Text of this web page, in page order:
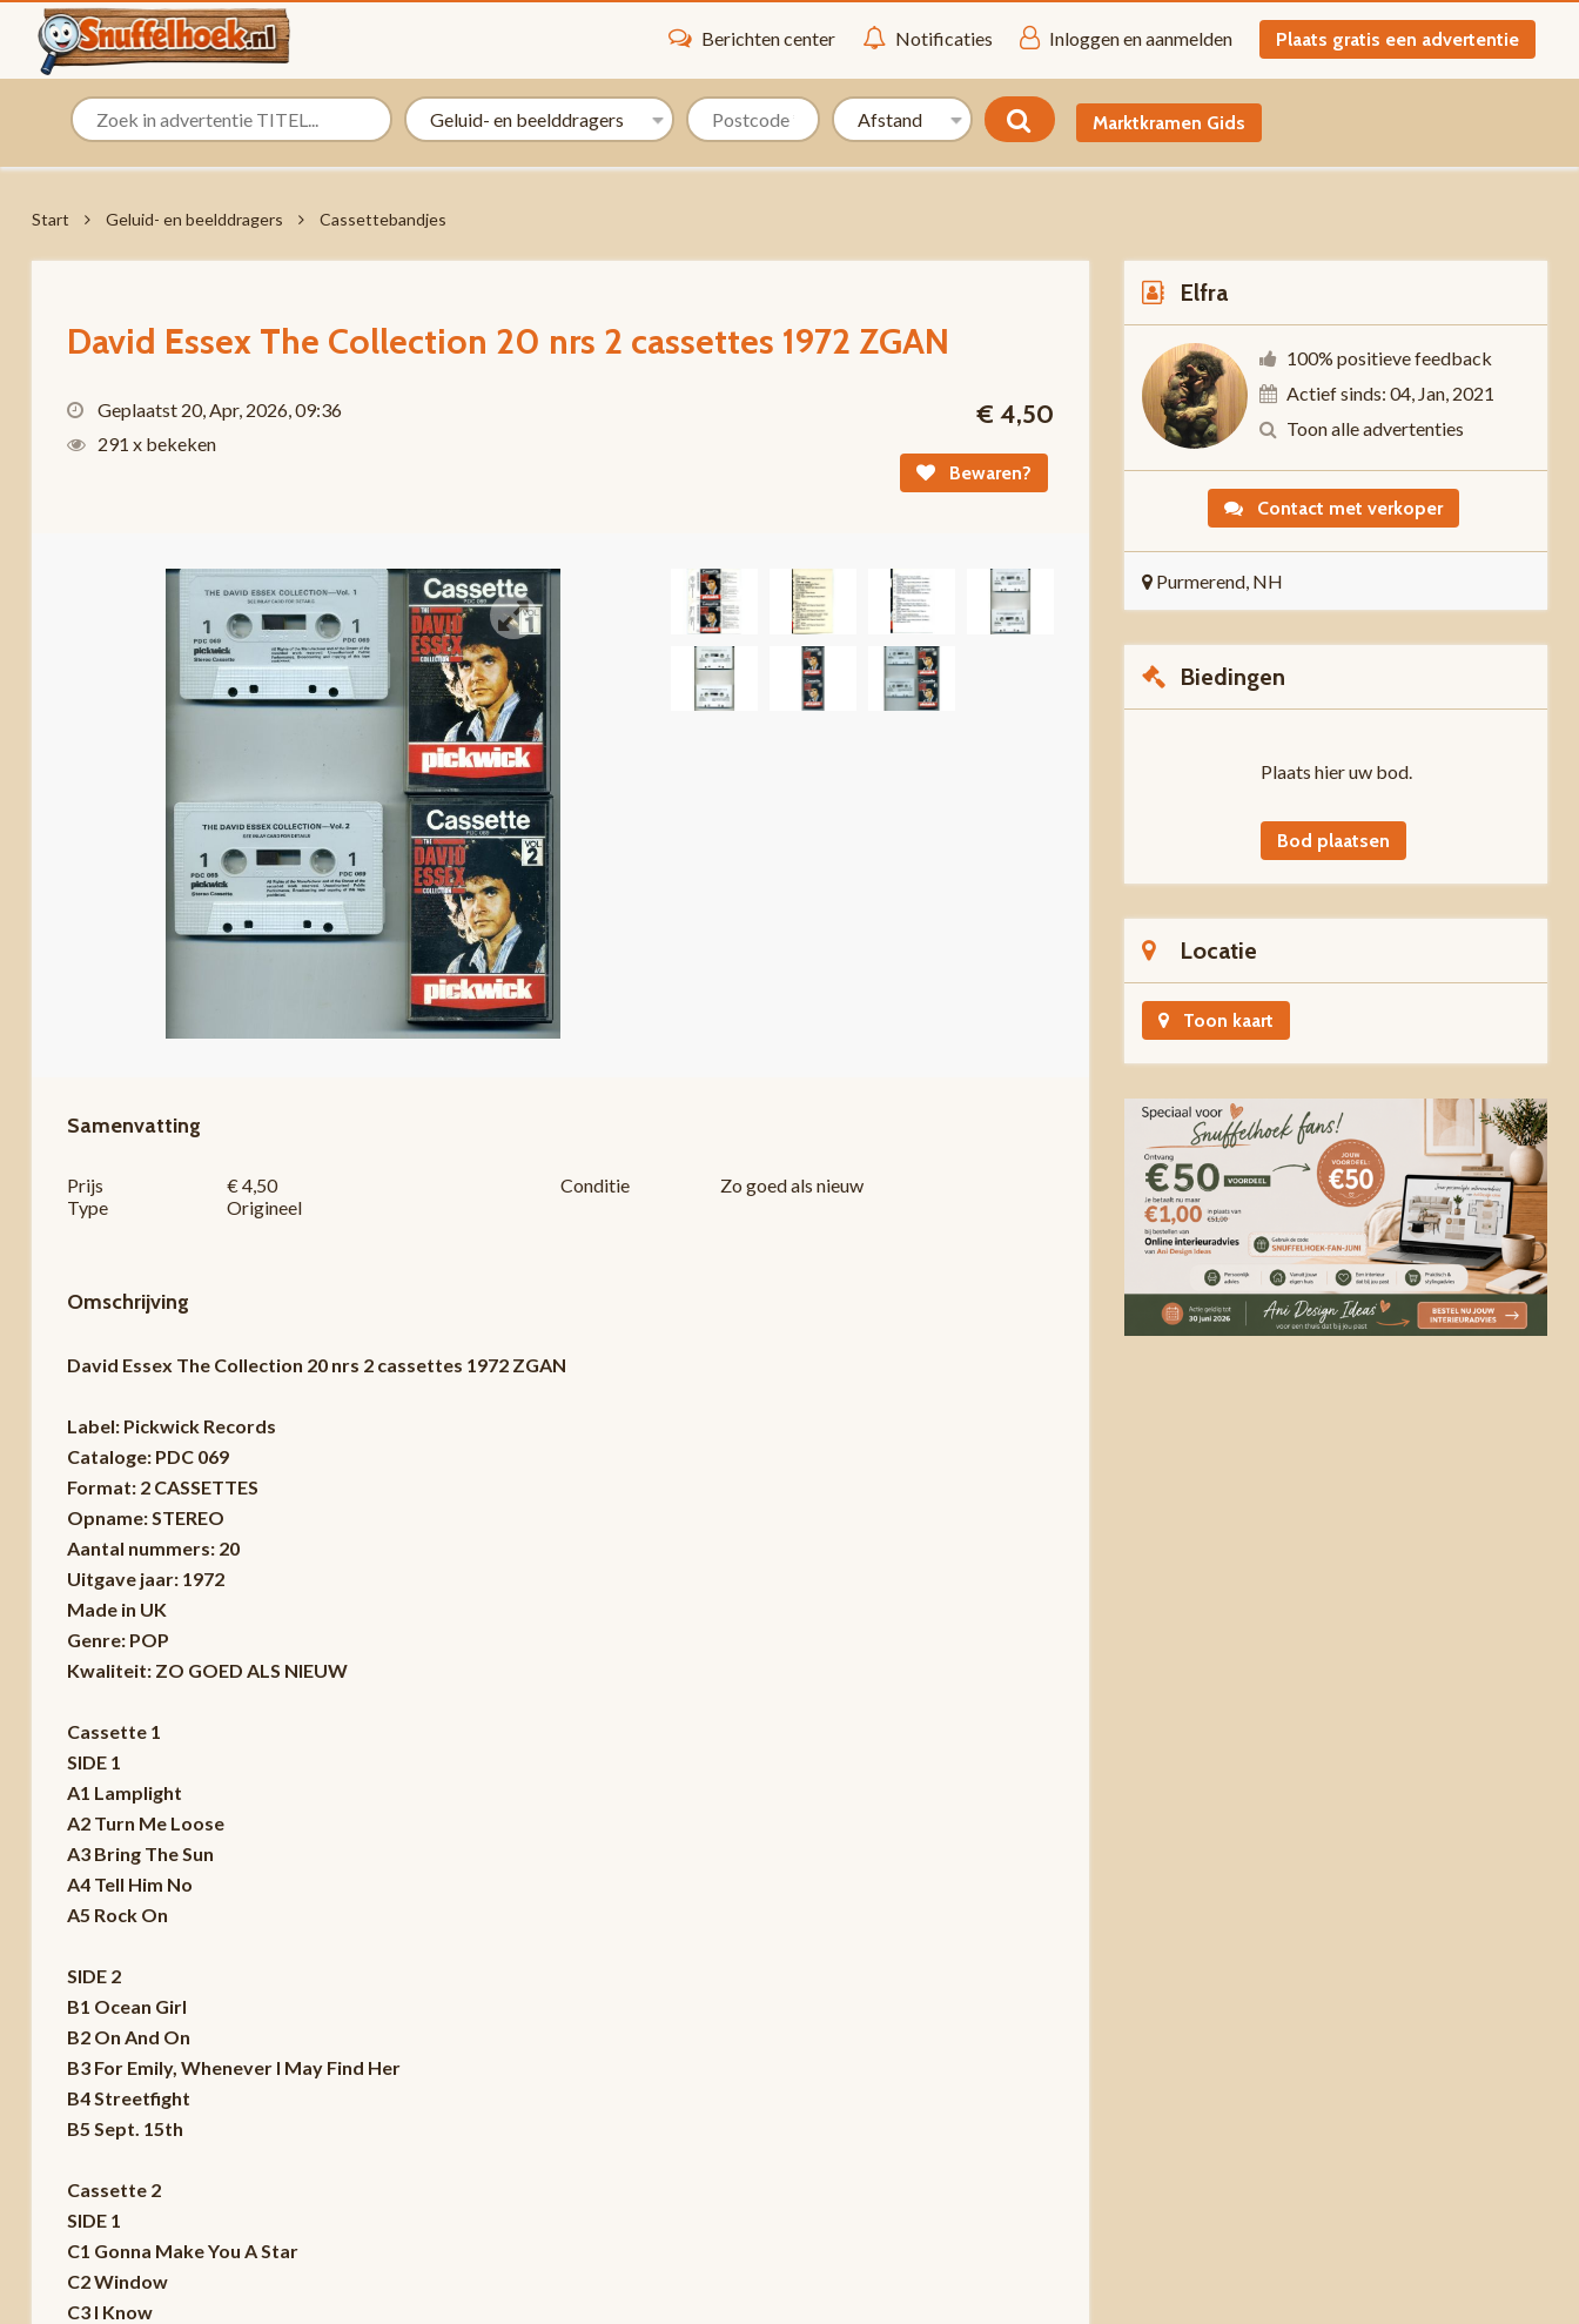
Berichten center Notificaties Inloggen en aanmelden Plaats gratis een advertentie
Marktkramen Gids
Start Geluid- en beelddragers Cassettebandjes
David Essex The Collection 20 nrs 2 cassettes 1972 ZGAN
Geplaatst 20, Apr, 2026, 09:36
291 x bekeken
€ 4,50
Bewaren?
Samenvatting
Prijs € 4,50 Conditie
Zo goed als nieuw
Type
Origineel
Omschrijving
David Essex The Collection 20 nrs 2 cassettes 1972 ZGAN
Label: Pickwick Records
Cataloge: PDC 069
Format: 2 CASSETTES
Opname: STEREO
Aantal nummers: 20
Uitgave jaar: 1972
Made in UK
Genre: POP
Kwaliteit: ZO GOED ALS NIEUW
Cassette 1
SIDE 1
A1 Lamplight
A2 Turn Me Loose
A3 Bring The Sun
A4 Tell Him No
A5 Rock On
SIDE 2
B1 Ocean Girl
B2 On And On
B3 For Emily, Whenever I May Find Her
B4 Streetfight
B5 Sept. 15th
Cassette 2
SIDE 1
C1 Gonna Make You A Star
C2 Window
C3 I Know
Elfra
100% positieve feedback
Actief sinds: 04, Jan, 2021
Toon alle advertenties
Contact met verkoper
Purmerend, NH
Biedingen
Plaats hier uw bod.
Bod plaatsen
Locatie
Toon kaart